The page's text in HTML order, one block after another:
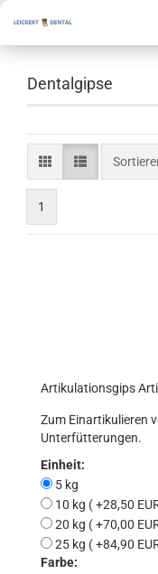
Dentalgipse
1
Artikulationsgips
Zum Einartikulieren
Unterfütterungen.
Einheit:
5 kg
10 kg ( +28,50
20 kg ( +70,00
25 kg ( +84,90
Farbe: